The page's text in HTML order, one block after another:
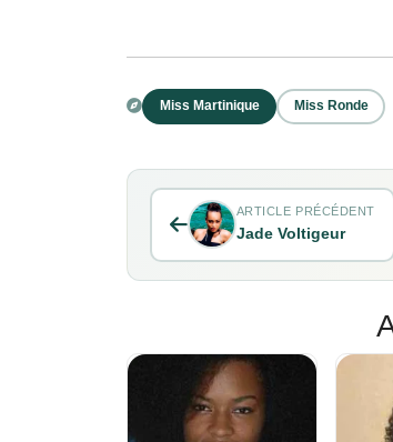
Miss Martinique Miss Ronde
ARTICLE PRÉCÉDENT
Jade Voltigeur